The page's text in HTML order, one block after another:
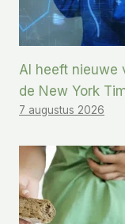
AI heeft nieuwe
de New York
7 augustus 2026